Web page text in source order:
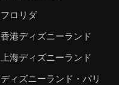
フロリダ
香港ディズニーランド
上海ディズニーランド
ディズニーランド・パリ